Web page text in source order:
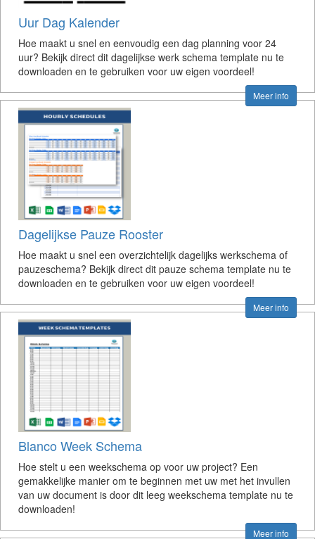
Uur Dag Kalender
Hoe maakt u snel en eenvoudig een dag planning voor 24
uur? Bekijk direct dit dagelijkse werk schema template nu te
downloaden en te gebruiken voor uw eigen voordeel!
Meer info
Dagelijkse Pauze Rooster
Hoe maakt u snel een overzichtelijk dagelijks werkschema of
pauzeschema? Bekijk direct dit pauze schema template nu te
downloaden en te gebruiken voor uw eigen voordeel!
Meer info
Blanco Week Schema
Hoe stelt u een weekschema op voor uw project? Een
gemakkelijke manier om te beginnen met uw met het invullen
van uw document is door dit leeg weekschema template nu te
downloaden!
Meer info